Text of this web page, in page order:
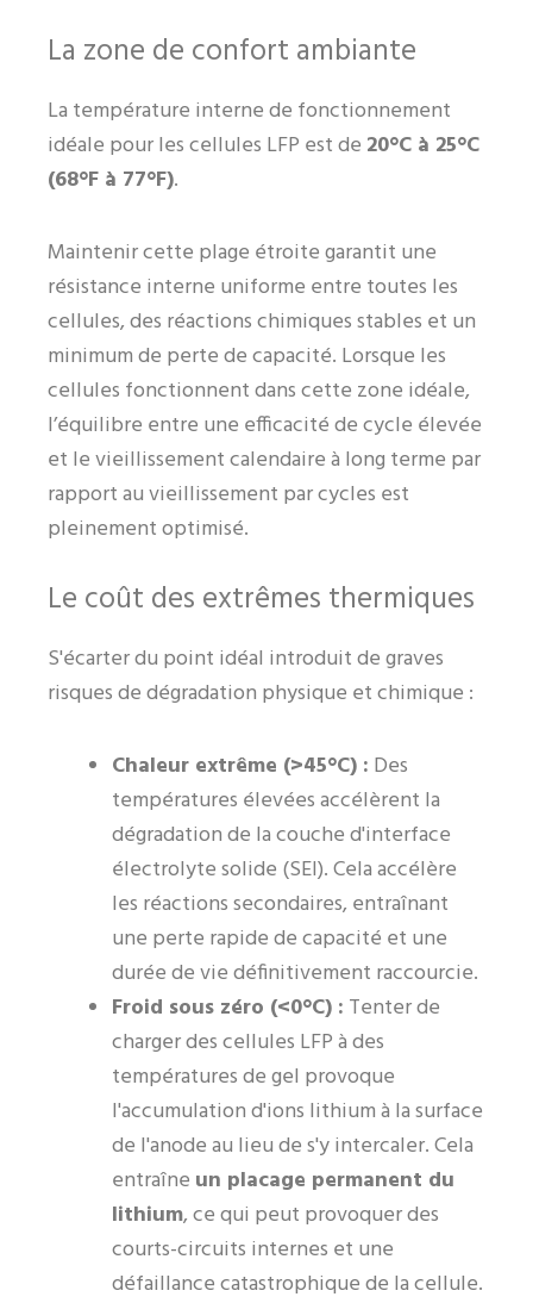
La zone de confort ambiante
La température interne de fonctionnement
idéale pour les cellules LFP est de 20°C à 25°C
(68°F à 77°F).
Maintenir cette plage étroite garantit une
résistance interne uniforme entre toutes les
cellules, des réactions chimiques stables et un
minimum de perte de capacité. Lorsque les
cellules fonctionnent dans cette zone idéale,
l’équilibre entre une efficacité de cycle élevée
et le vieillissement calendaire à long terme par
rapport au vieillissement par cycles est
pleinement optimisé.
Le coût des extrêmes thermiques
S'écarter du point idéal introduit de graves
risques de dégradation physique et chimique :
Chaleur extrême (>45°C) : Des
températures élevées accélèrent la
dégradation de la couche d'interface
électrolyte solide (SEI). Cela accélère
les réactions secondaires, entraînant
une perte rapide de capacité et une
durée de vie définitivement raccourcie.
Froid sous zéro (<0°C) : Tenter de
charger des cellules LFP à des
températures de gel provoque
l'accumulation d'ions lithium à la surface
de l'anode au lieu de s'y intercaler. Cela
entraîne un placage permanent du
lithium, ce qui peut provoquer des
courts-circuits internes et une
défaillance catastrophique de la cellule.